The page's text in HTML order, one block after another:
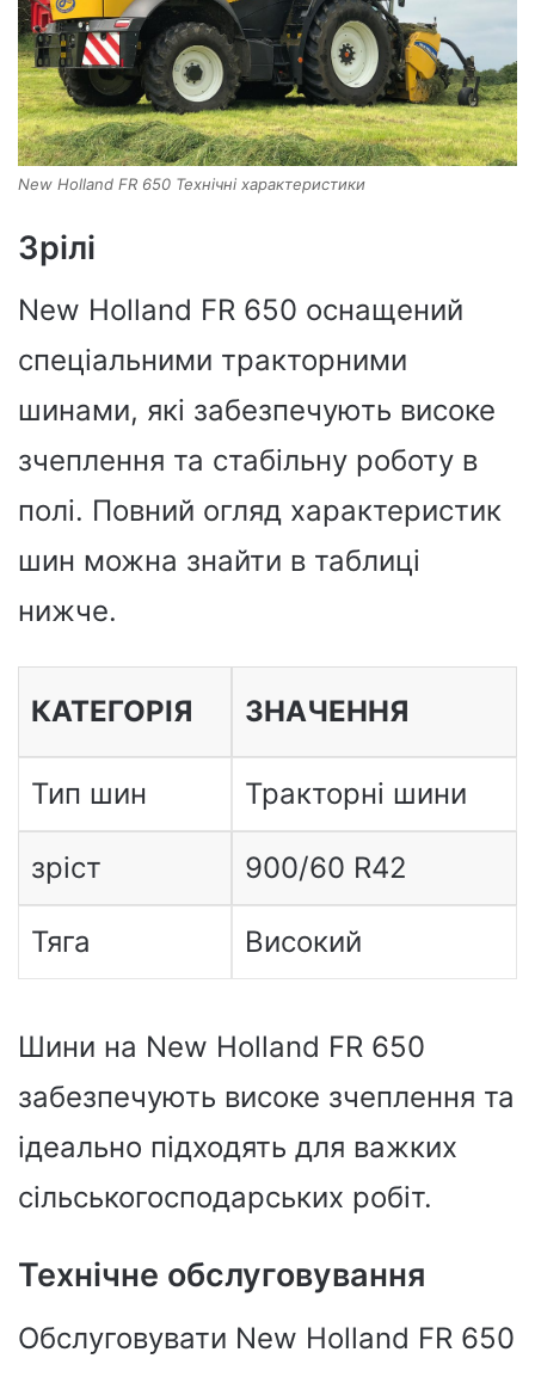
New Holland FR 650 Технічні характеристики
Зрілі
New Holland FR 650 оснащений
спеціальними тракторними
шинами, які забезпечують високе
зчеплення та стабільну роботу в
полі. Повний огляд характеристик
шин можна знайти в таблиці
нижче.
КАТЕГОРІЯ ЗНАЧЕННЯ
Тип шин Тракторні шини
зріст 900/60 R42
Тяга Високий
Шини на New Holland FR 650
забезпечують високе зчеплення та
ідеально підходять для важких
сільськогосподарських робіт.
Технічне обслуговування
Обслуговувати New Holland FR 650